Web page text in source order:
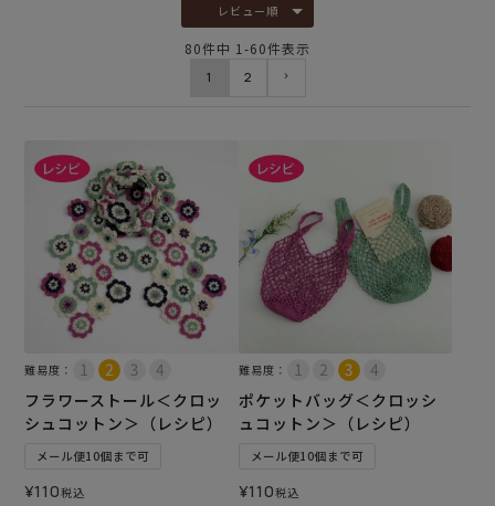
レビュー順
80件中 1 -60件表示
1 2
難易度：
フラワーストール＜クロッ
シュコットン＞（レシピ）
メール便10個まで可
¥110税込
難易度：
ポケットバッグ＜クロッシ
ュコットン＞（レシピ）
メール便10個まで可
¥110税込